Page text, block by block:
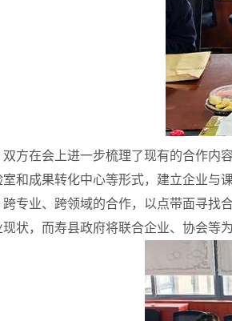
双方在会上进一步梳理了现有的合作内
室和成果转化中心等形式，建立企业与
跨专业、跨领域的合作，以点带面寻找
现状，而寿县政府将联合企业、协会等